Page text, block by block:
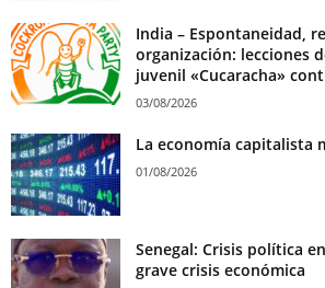
India – Espontaneidad,
organización: lecciones
juvenil «Cucaracha»
03/08/2026
La economía capitalista
01/08/2026
Senegal: Crisis política
grave crisis económica